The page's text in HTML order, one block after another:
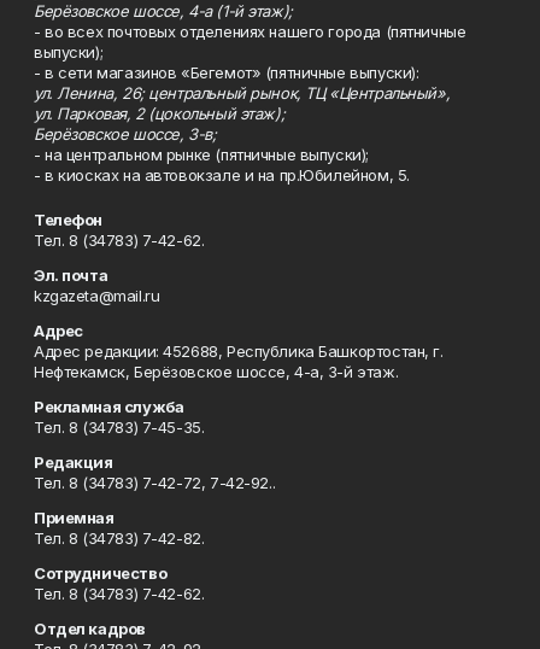
Берёзовское шоссе, 4-а (1-й этаж);
- во всех почтовых отделениях нашего города (пятничные
выпуски);
- в сети магазинов «Бегемот» (пятничные выпуски):
ул. Ленина, 26; центральный рынок, ТЦ «Центральный»,
ул. Парковая, 2 (цокольный этаж);
Берёзовское шоссе, 3-в;
- на центральном рынке (пятничные выпуски);
- в киосках на автовокзале и на пр.Юбилейном, 5.
Телефон
Тел. 8 (34783) 7-42-62.
Эл. почта
kzgazeta@mail.ru
Адрес
Адрес редакции: 452688, Республика Башкортостан, г.
Нефтекамск, Берёзовское шоссе, 4-а, 3-й этаж.
Рекламная служба
Тел. 8 (34783) 7-45-35.
Редакция
Тел. 8 (34783) 7-42-72, 7-42-92..
Приемная
Тел. 8 (34783) 7-42-82.
Сотрудничество
Тел. 8 (34783) 7-42-62.
Отдел кадров